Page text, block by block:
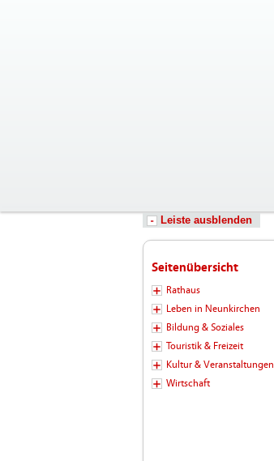
Leiste ausblenden
Seitenübersicht
Rathaus
Leben in Neunkirchen
Bildung & Soziales
Touristik & Freizeit
Kultur & Veranstaltungen
Wirtschaft